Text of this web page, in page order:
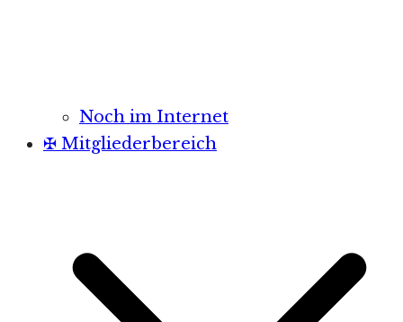
Noch im Internet
✠ Mitgliederbereich